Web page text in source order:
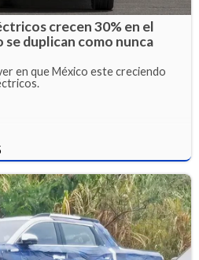
crecen 30% en el
duplican como nunca
en que México este creciendo